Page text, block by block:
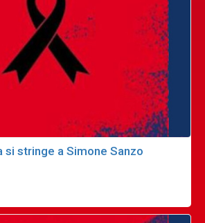
si stringe a Simone Sanzo